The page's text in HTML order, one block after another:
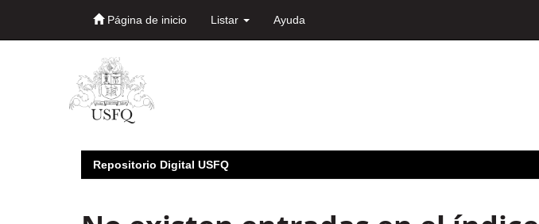
Página de inicio Listar Ayuda
Repositorio Digital USFQ